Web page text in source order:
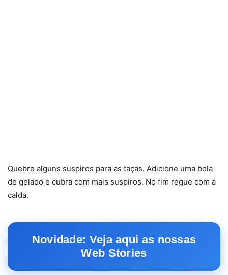
Quebre alguns suspiros para as taças. Adicione uma bola
de gelado e cubra com mais suspiros. No fim regue com a
calda.
Novidade: Veja aqui as nossas
Web Stories